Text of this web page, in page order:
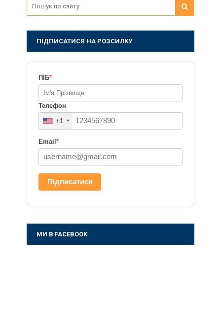
ПІДПИСАТИСЯ НА РОЗСИЛКУ
ПІБ*
Телефон
+1
Email *
Підписатися
МИ В FACEBOOK